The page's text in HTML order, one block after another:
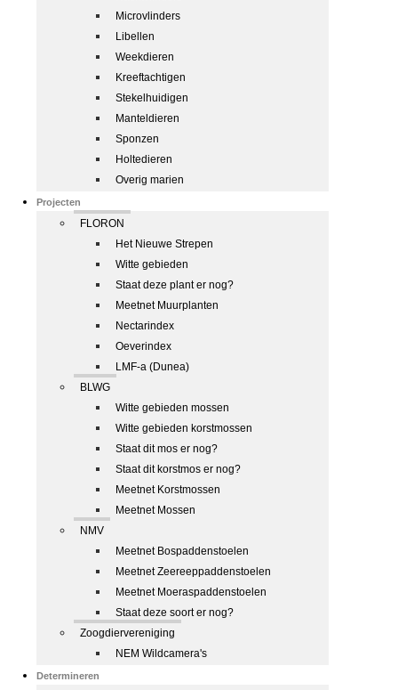
Microvlinders
Libellen
Weekdieren
Kreeftachtigen
Stekelhuidigen
Manteldieren
Sponzen
Holtedieren
Overig marien
Projecten
FLORON
Het Nieuwe Strepen
Witte gebieden
Staat deze plant er nog?
Meetnet Muurplanten
Nectarindex
Oeverindex
LMF-a (Dunea)
BLWG
Witte gebieden mossen
Witte gebieden korstmossen
Staat dit mos er nog?
Staat dit korstmos er nog?
Meetnet Korstmossen
Meetnet Mossen
NMV
Meetnet Bospaddenstoelen
Meetnet Zeereeppaddenstoelen
Meetnet Moeraspaddenstoelen
Staat deze soort er nog?
Zoogdiervereniging
NEM Wildcamera's
Determineren